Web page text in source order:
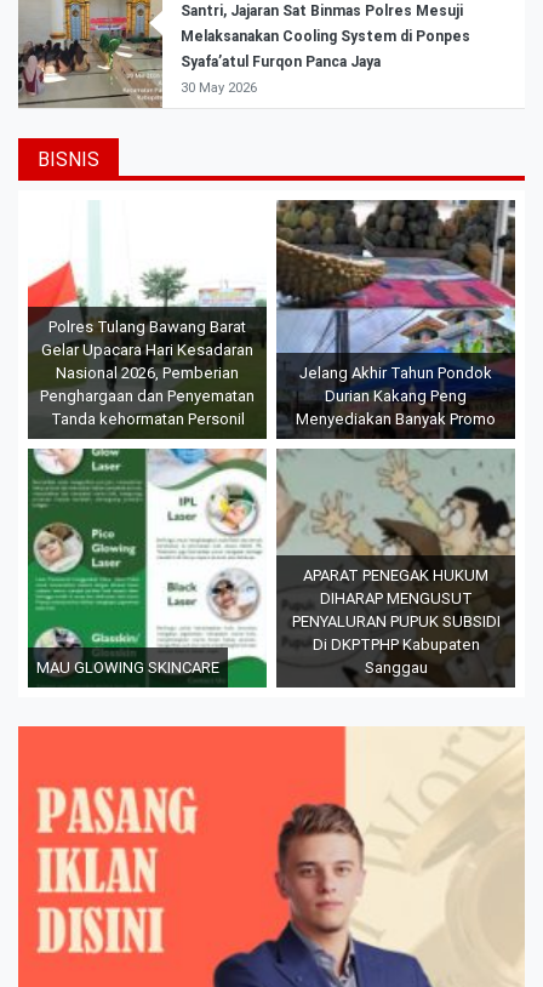
Santri, Jajaran Sat Binmas Polres Mesuji
Melaksanakan Cooling System di Ponpes
Syafa’atul Furqon Panca Jaya
30 May 2026
BISNIS
Polres Tulang Bawang Barat
Gelar Upacara Hari Kesadaran
Nasional 2026, Pemberian
Penghargaan dan Penyematan
Tanda kehormatan Personil
Jelang Akhir Tahun Pondok
Durian Kakang Peng
Menyediakan Banyak Promo
MAU GLOWING SKINCARE
APARAT PENEGAK HUKUM
DIHARAP MENGUSUT
PENYALURAN PUPUK SUBSIDI
Di DKPTPHP Kabupaten
Sanggau